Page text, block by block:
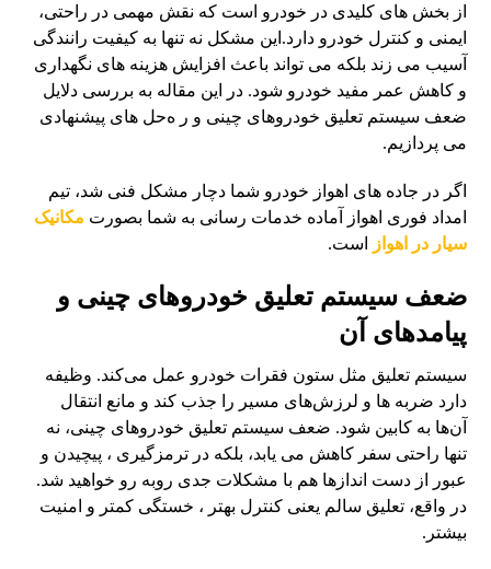
از بخش های کلیدی در خودرو است که نقش مهمی در راحتی،
ایمنی و کنترل خودرو دارد.این مشکل نه تنها به کیفیت رانندگی
آسیب می زند بلکه می تواند باعث افزایش هزینه های نگهداری
و کاهش عمر مفید خودرو شود. در این مقاله به بررسی دلایل
ضعف سیستم تعلیق خودروهای چینی و ر ه‌حل های پیشنهادی
می پردازیم.
اگر در جاده های اهواز خودرو شما دچار مشکل فنی شد، تیم
امداد فوری اهواز آماده خدمات رسانی به شما بصورت مکانیک
سیار در اهواز
است.
ضعف سیستم تعلیق خودروهای چینی و
پیامدهای آن
سیستم تعلیق مثل ستون فقرات خودرو عمل می‌کند. وظیفه
دارد ضربه‌ ها و لرزش‌های مسیر را جذب کند و مانع انتقال
آن‌ها به کابین شود. ضعف سیستم تعلیق خودروهای چینی، نه‌
تنها راحتی سفر کاهش می یابد، بلکه در ترمزگیری ، پیچیدن و
عبور از دست‌ اندازها هم با مشکلات جدی روبه‌ رو خواهید شد.
در واقع، تعلیق سالم یعنی کنترل بهتر ، خستگی کمتر و امنیت
بیشتر.